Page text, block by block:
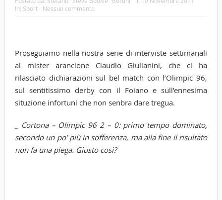
In: Sport Nessun commento
Proseguiamo nella nostra serie di interviste settimanali
al mister arancione Claudio Giulianini, che ci ha
rilasciato dichiarazioni sul bel match con l’Olimpic 96,
sul sentitissimo derby con il Foiano e sull’ennesima
situzione infortuni che non senbra dare tregua.
_ Cortona – Olimpic 96 2 – 0: primo tempo dominato,
secondo un po’ più in sofferenza, ma alla fine il risultato
non fa una piega. Giusto così?